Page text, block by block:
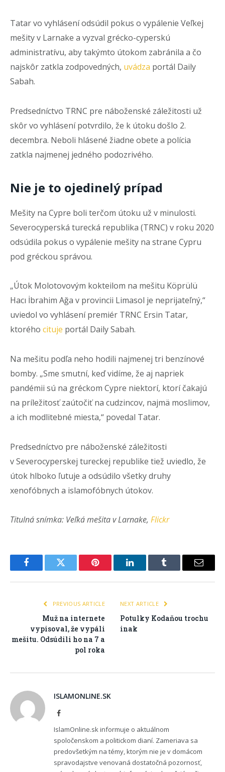
Tatar vo vyhlásení odsúdil pokus o vypálenie Veľkej
mešity v Larnake a vyzval grécko-cyperskú
administratívu, aby takýmto útokom zabránila a čo
najskôr zatkla zodpovedných, uvádza portál Daily
Sabah.
Predsedníctvo TRNC pre náboženské záležitosti už
skôr vo vyhlásení potvrdilo, že k útoku došlo 2.
decembra. Neboli hlásené žiadne obete a polícia
zatkla najmenej jedného podozrivého.
Nie je to ojedinelý prípad
Mešity na Cypre boli terčom útoku už v minulosti.
Severocyperská turecká republika (TRNC) v roku 2020
odsúdila pokus o vypálenie mešity na strane Cypru
pod gréckou správou.
„Útok Molotovovým kokteilom na mešitu Köprülü
Hacı İbrahim Ağa v provincii Limasol je neprijateľný,“
uviedol vo vyhlásení premiér TRNC Ersin Tatar,
ktorého cituje portál Daily Sabah.
Na mešitu podľa neho hodili najmenej tri benzínové
bomby. „Sme smutní, keď vidíme, že aj napriek
pandémii sú na gréckom Cypre niektorí, ktorí čakajú
na príležitosť zaútočiť na cudzincov, najmä moslimov,
a ich modlitebné miesta,“ povedal Tatar.
Predsedníctvo pre náboženské záležitosti
v Severocyperskej tureckej republike tiež uviedlo, že
útok hlboko ľutuje a odsúdilo všetky druhy
xenofóbnych a islamofóbnych útokov.
Titulná snímka: Veľká mešita v Larnake, Flickr
FacebookTwitter Pinterest LinkedInTumblr Email
PREVIOUS ARTICLE
Muž na internete
vypisoval, že vypáli
mešitu. Odsúdili ho na 7 a
pol roka
NEXT ARTICLE
Potulky Kodaňou trochu
inak
ISLAMONLINE.SK
Facebook
IslamOnline.sk informuje o aktuálnom
spoločenskom a politickom dianí. Zameriava sa
predovšetkým na témy, ktorým nie je v domácom
spravodajstve venovaná dostatočná pozornosť,